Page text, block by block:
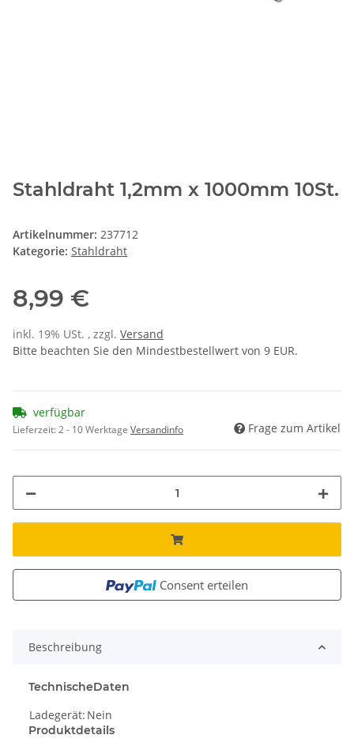
Stahldraht 1,2mm x 1000mm 10St.
Artikelnummer: 237712
Kategorie: Stahldraht
8,99 €
inkl. 19% USt. , zzgl. Versand
Bitte beachten Sie den Mindestbestellwert von 9 EUR.
verfügbar
Lieferzeit:2 - 10 Werktage Versandinfo Frage zum Artikel
Consent erteilen
Beschreibung
TechnischeDaten
Ladegerät: Nein
Produktdetails